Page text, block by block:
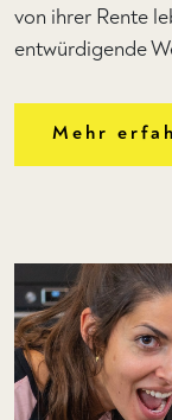
von ihrer Rente
entwürdigende
Mehr